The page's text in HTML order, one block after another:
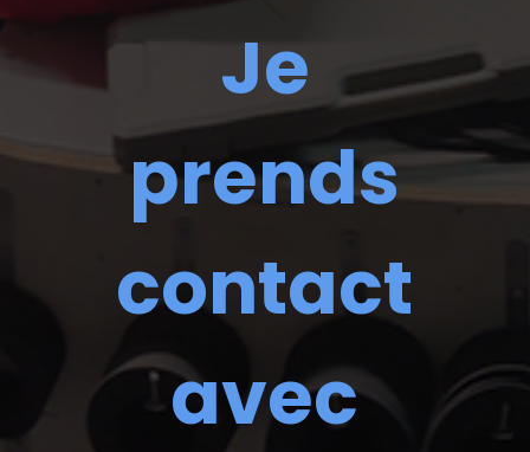
Je
prends
contact
avec